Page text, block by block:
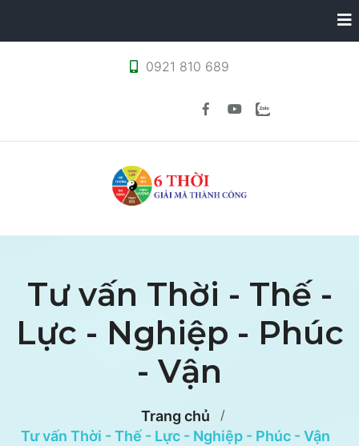
Tư vấn Thời - Thế -
Lực - Nghiệp - Phúc
- Vận
Trang chủ
Tư vấn Thời - Thế - Lực - Nghiệp - Phúc - Vận
0921 810 689